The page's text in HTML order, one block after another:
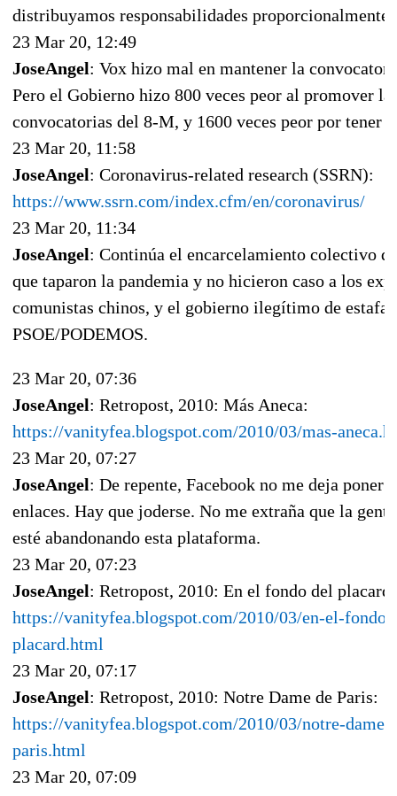
distribuyamos responsabilidades proporcionalmente.
23 Mar 20, 12:49
JoseAngel: Vox hizo mal en mantener la
Pero el Gobierno hizo 800 veces peor al promover
convocatorias del 8-M, y 1600 veces peor por tener
23 Mar 20, 11:58
JoseAngel: Coronavirus-related research (SSRN):
https://www.ssrn.com/index.cfm/en/coronavirus/
23 Mar 20, 11:34
JoseAngel: Continúa el encarcelamiento colectivo
que taparon la pandemia y no hicieron caso a los
comunistas chinos, y el gobierno ilegítimo de
PSOE/PODEMOS.
23 Mar 20, 07:36
JoseAngel: Retropost, 2010: Más Aneca:
https://vanityfea.blogspot.com/2010/03/mas-
23 Mar 20, 07:27
JoseAngel: De repente, Facebook no me deja poner
enlaces. Hay que joderse. No me extraña que la gente
esté abandonando esta plataforma.
23 Mar 20, 07:23
JoseAngel: Retropost, 2010: En el fondo del placard
https://vanityfea.blogspot.com/2010/03/en-el-fondo-
placard.html
23 Mar 20, 07:17
JoseAngel: Retropost, 2010: Notre Dame de Paris:
https://vanityfea.blogspot.com/2010/03/notre-dame-
paris.html
23 Mar 20, 07:09